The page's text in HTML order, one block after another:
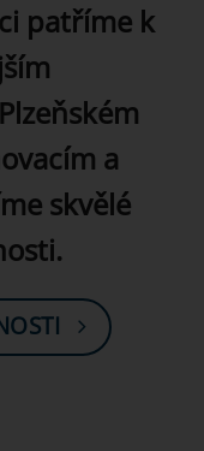
patříme k
a
skvělé